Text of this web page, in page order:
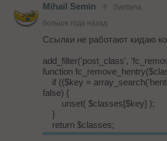
Mihail Semin
Svetlana
больше года назад
Ссылки не работают кидаю
add_filter('post_class',
function
if (($key =
false) {
unset( $classes[$key] );
}
return $classes;
}